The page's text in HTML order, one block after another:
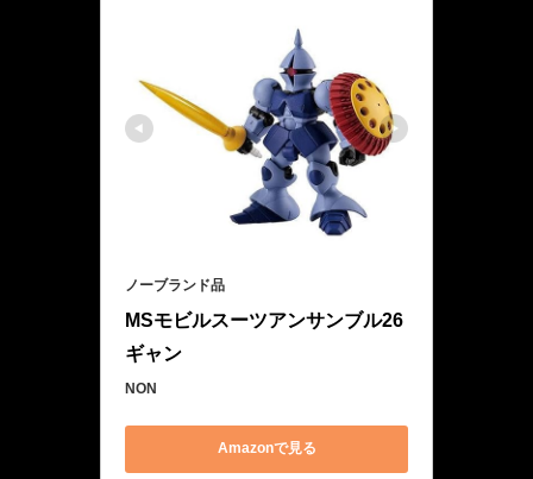
ノーブランド品
MSモビルスーツアンサンブル26
ギャン
NON
Amazonで見る